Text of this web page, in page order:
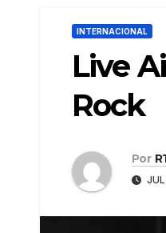
INTERNACIONAL
Live
Rock
Por